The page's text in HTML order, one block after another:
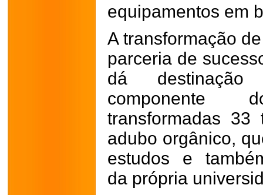
equipamentos em
A transformação
parceria de
dá
componente
transformadas
adubo orgânico,
estudos e
da própria